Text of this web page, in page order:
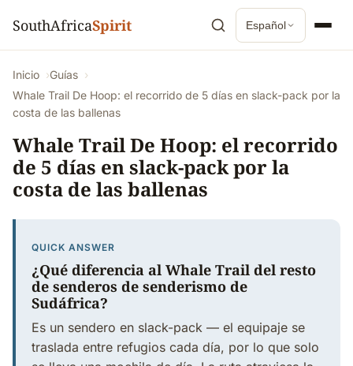
SouthAfricaSpirit Español
Inicio
Guías
Whale Trail De Hoop: el recorrido de 5 días en slack-pack por la
costa de las ballenas
Whale Trail De Hoop: el recorrido
de 5 días en slack-pack por la
costa de las ballenas
QUICK ANSWER
¿Qué diferencia al Whale Trail del resto
de senderos de senderismo de
Sudáfrica?
Es un sendero en slack-pack — el equipaje se
traslada entre refugios cada día, por lo que solo